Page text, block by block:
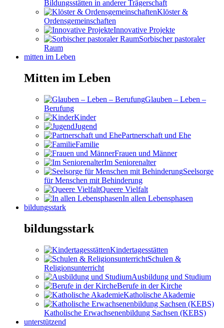
Bildungsstätten in anderer Trägerschaft
Klöster &
Ordensgemeinschaften
Innovative Projekte
Sorbischer pastoraler
Raum
mitten im Leben
Mitten im Leben
Glauben – Leben –
Berufung
Kinder
Jugend
Partnerschaft und Ehe
Familie
Frauen und Männer
Im Seniorenalter
Seelsorge
für Menschen mit Behinderung
Queere Vielfalt
In allen Lebensphasen
bildungsstark
bildungsstark
Kindertagesstätten
Schulen &
Religionsunterricht
Ausbildung und Studium
Berufe in der Kirche
Katholische Akademie
Katholische Erwachsenenbildung Sachsen (KEBS)
unterstützend